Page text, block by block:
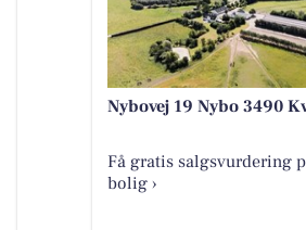
Nybovej 19 Nybo 3490
Få gratis salgsvurdering
bolig ›